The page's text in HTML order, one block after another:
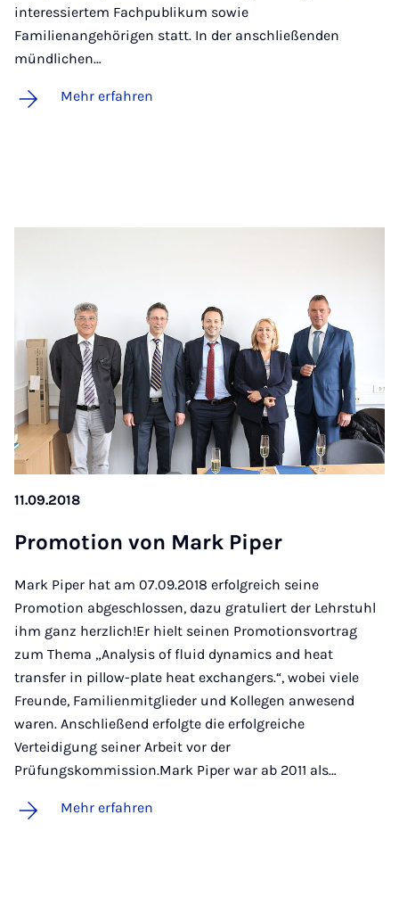
interessiertem Fachpublikum sowie
Familienangehörigen statt. In der anschließenden
mündlichen…
Mehr erfahren
11.09.2018
Pro­mo­ti­on von Mark Pi­per
Mark Piper hat am 07.09.2018 erfolgreich seine
Promotion abgeschlossen, dazu gratuliert der Lehrstuhl
ihm ganz herzlich!Er hielt seinen Promotionsvortrag
zum Thema „Analysis of fluid dynamics and heat
transfer in pillow-plate heat exchangers.“, wobei viele
Freunde, Familienmitglieder und Kollegen anwesend
waren. Anschließend erfolgte die erfolgreiche
Verteidigung seiner Arbeit vor der
Prüfungskommission.Mark Piper war ab 2011 als…
Mehr erfahren